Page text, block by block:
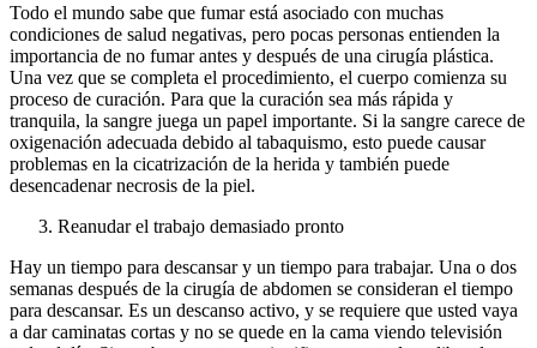
Todo el mundo sabe que fumar está asociado con muchas
condiciones de salud negativas, pero pocas personas entienden la
importancia de no fumar antes y después de una cirugía plástica.
Una vez que se completa el procedimiento, el cuerpo comienza su
proceso de curación. Para que la curación sea más rápida y
tranquila, la sangre juega un papel importante. Si la sangre carece de
oxigenación adecuada debido al tabaquismo, esto puede causar
problemas en la cicatrización de la herida y también puede
desencadenar necrosis de la piel.
Reanudar el trabajo demasiado pronto
Hay un tiempo para descansar y un tiempo para trabajar. Una o dos
semanas después de la cirugía de abdomen se consideran el tiempo
para descansar. Es un descanso activo, y se requiere que usted vaya
a dar caminatas cortas y no se quede en la cama viendo televisión